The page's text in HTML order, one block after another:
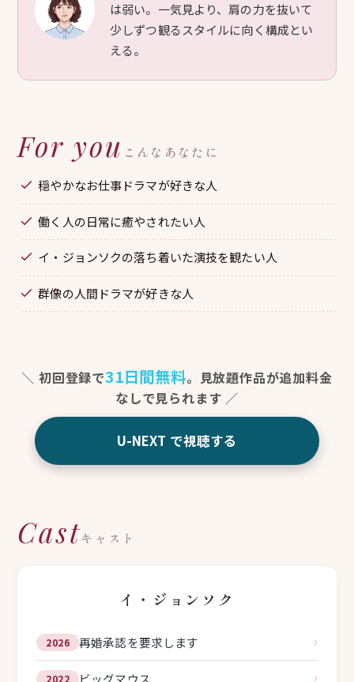
は弱い。一気見より、肩の力を抜いて
少しずつ観るスタイルに向く構成とい
える。
For you こんなあなたに
穏やかなお仕事ドラマが好きな人
働く人の日常に癒やされたい人
イ・ジョンソクの落ち着いた演技を観たい人
群像の人間ドラマが好きな人
初回登録で31日間無料。見放題作品が追加料金
なしで見られます
U-NEXT で視聴する
Castキャスト
イ・ジョンソク
2026 再婚承認を要求します ›
2022 ビッグマウス ›